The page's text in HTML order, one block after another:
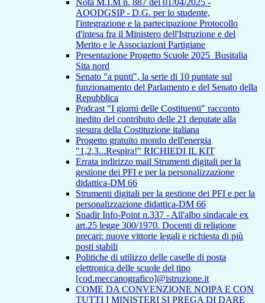
Nota M.I.M n. 887 del 01/04/2025 -
AOODGSIP - D.G. per lo studente,
l'integrazione e la partecipazione Protocollo
d'intesa fra il Ministero dell'Istruzione e del
Merito e le Associazioni Partigiane
Presentazione Progetto Scuole 2025_Busitalia
Sita nord
Senato "a punti", la serie di 10 puntate sul
funzionamento del Parlamento e del Senato della
Repubblica
Podcast "I giorni delle Costituenti" racconto
inedito del contributo delle 21 deputate alla
stesura della Costituzione italiana
Progetto gratuito mondo dell'energia
"1,2,3...Respira!" RICHIEDI IL KIT
Errata indirizzo mail Strumenti digitali per la
gestione dei PFI e per la personalizzazione
didattica-DM 66
Strumenti digitali per la gestione dei PFI e per la
personalizzazione didattica-DM 66
Snadir Info-Point n.337 - All'albo sindacale ex
art.25 legge 300/1970. Docenti di religione
precari: nuove vittorie legali e richiesta di più
posti stabili
Politiche di utilizzo delle caselle di posta
elettronica delle scuole del tipo
[cod.meccanografico]@istruzione.it
COME DA CONVENZIONE NOIPA E CON
TUTTI I MINISTERI SI PREGA DI DARE